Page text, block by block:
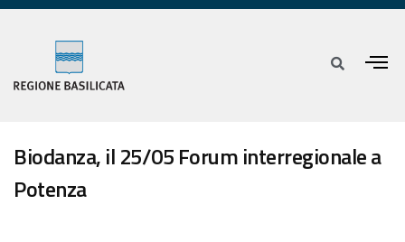
Biodanza, il 25/05 Forum interregionale a
Potenza